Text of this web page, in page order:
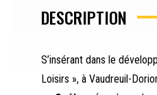
DESCRIPTION
S’insérant dans le
Loisirs », à Vaudreuil-